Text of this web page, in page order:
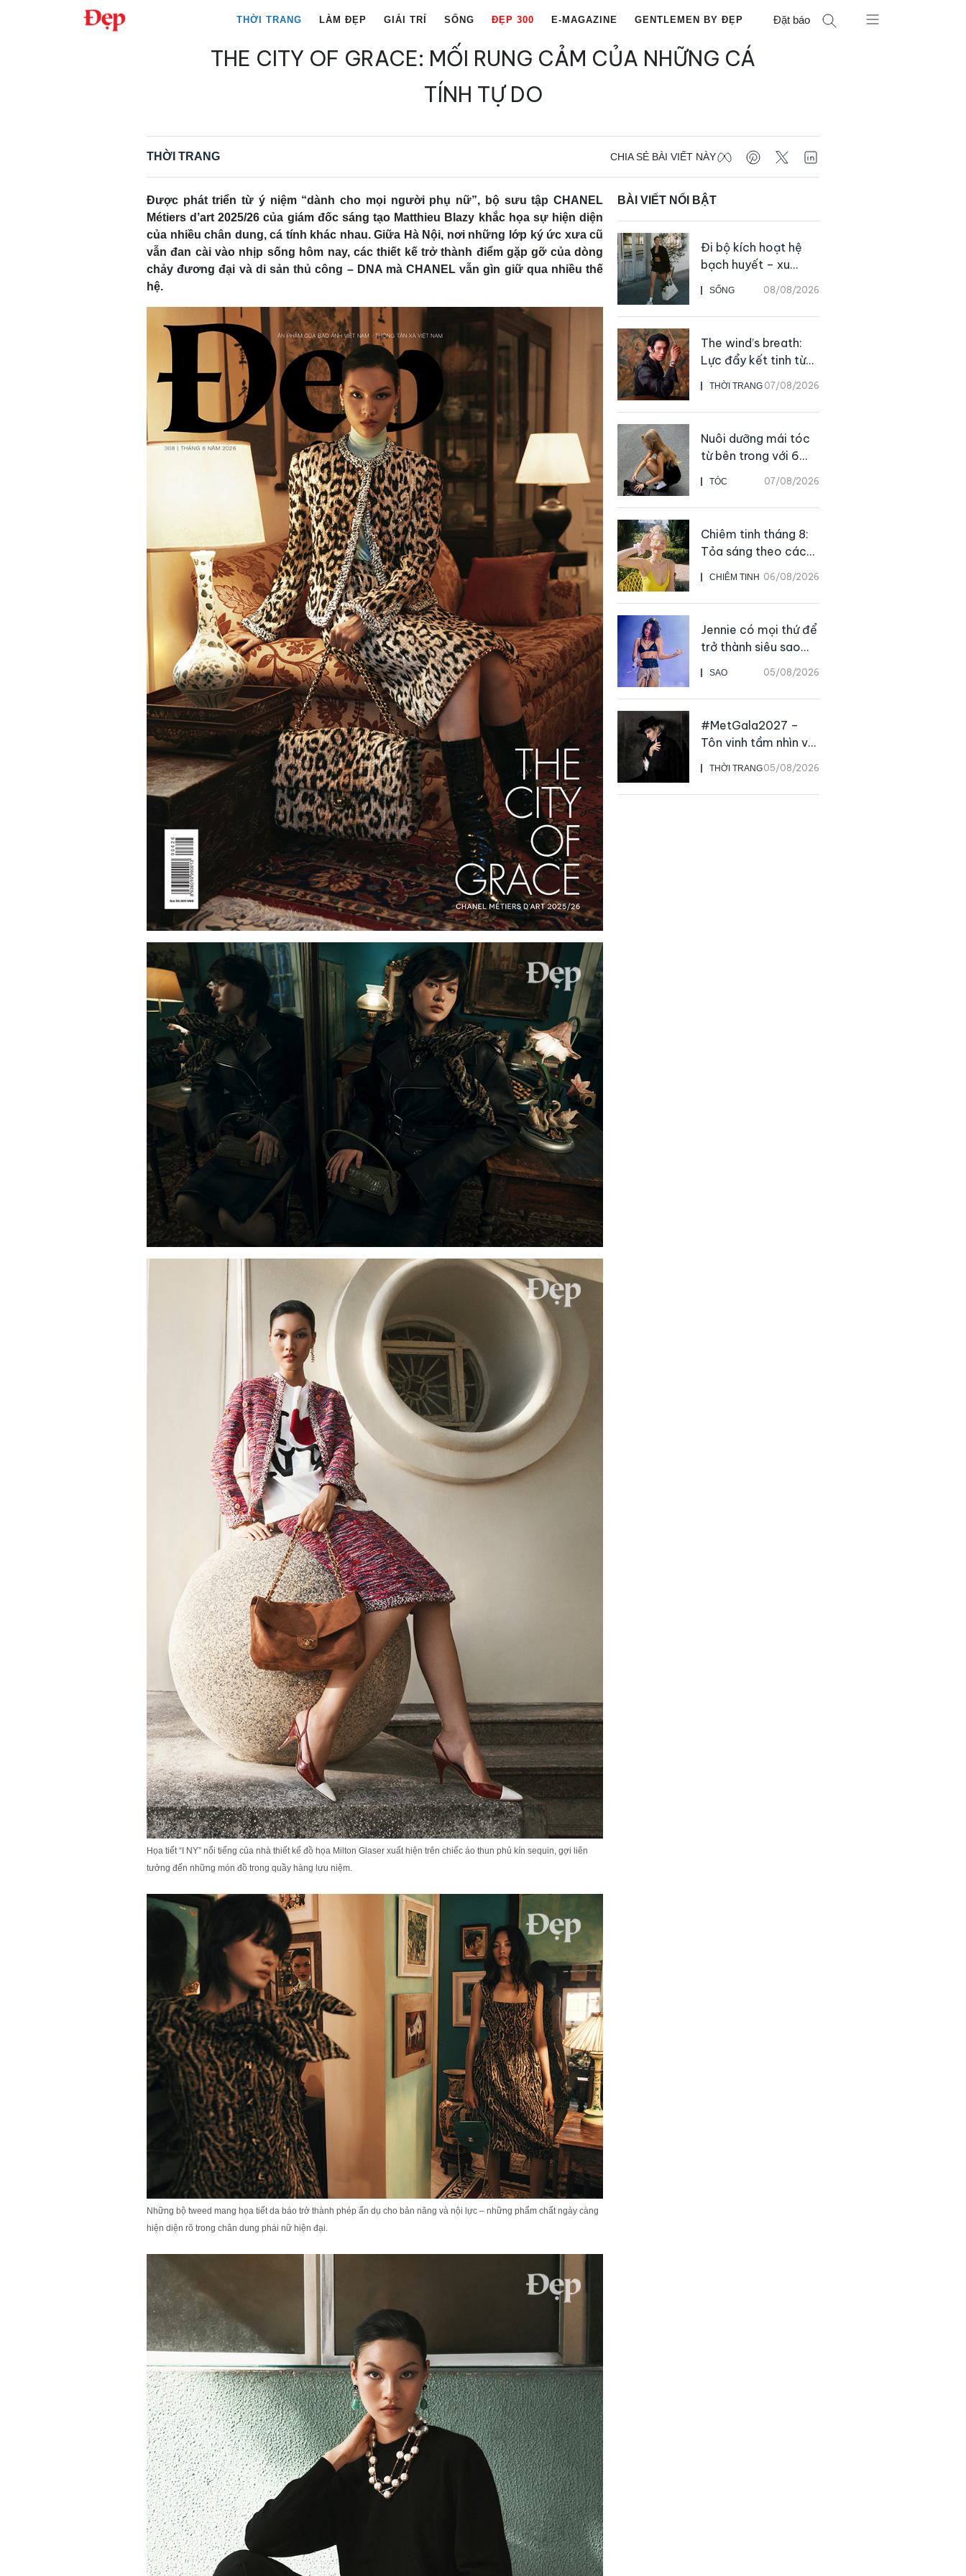
THỜI TRANG LÀM ĐẸP GIẢI TRÍ SỐNG ĐẸP 300 E-MAGAZINE GENTLEMEN BY ĐẸP Đặt báo
THE CITY OF GRACE: MỐI RUNG CẢM CỦA NHỮNG CÁ
TÍNH TỰ DO
THỜI TRANG CHIA SẺ BÀI VIẾT NÀY
Được phát triển từ ý niệm “dành cho mọi người phụ nữ”, bộ sưu tập CHANEL
Métiers d’art 2025/26 của giám đốc sáng tạo Matthieu Blazy khắc họa sự hiện diện
của nhiều chân dung, cá tính khác nhau. Giữa Hà Nội, nơi những lớp ký ức xưa cũ
vẫn đan cài vào nhịp sống hôm nay, các thiết kế trở thành điểm gặp gỡ của dòng
chảy đương đại và di sản thủ công – DNA mà CHANEL vẫn gìn giữ qua nhiều thế
hệ.
Họa tiết “I NY” nổi tiếng của nhà thiết kế đồ họa Milton Glaser xuất hiện trên chiếc áo thun phủ kín sequin, gợi liên
tưởng đến những món đồ trong quầy hàng lưu niệm.
Những bộ tweed mang họa tiết da báo trở thành phép ẩn dụ cho bản năng và nội lực – những phẩm chất ngày càng
hiện diện rõ trong chân dung phái nữ hiện đại.
BÀI VIẾT NỔI BẬT
SỐNG 08/08/2026
Đi bộ kích hoạt hệ
bạch huyết – xu
hướng tập luyện đơn
giản ai cũng có thể
bắt đầu
THỜI TRANG 07/08/2026
The wind’s breath:
Lực đẩy kết tinh từ
sự kiên định
TÓC 07/08/2026
Nuôi dưỡng mái tóc
từ bên trong với 6
thực phẩm giàu
dưỡng chất
CHIÊM TINH 06/08/2026
Chiêm tinh tháng 8:
Tỏa sáng theo cách
của chính mình
SAO 05/08/2026
Jennie có mọi thứ để
trở thành siêu sao
live
THỜI TRANG05/08/2026
#MetGala2027 –
Tôn vinh tầm nhìn và
sức ảnh hưởng sâu
rộng của NTK John
Galliano